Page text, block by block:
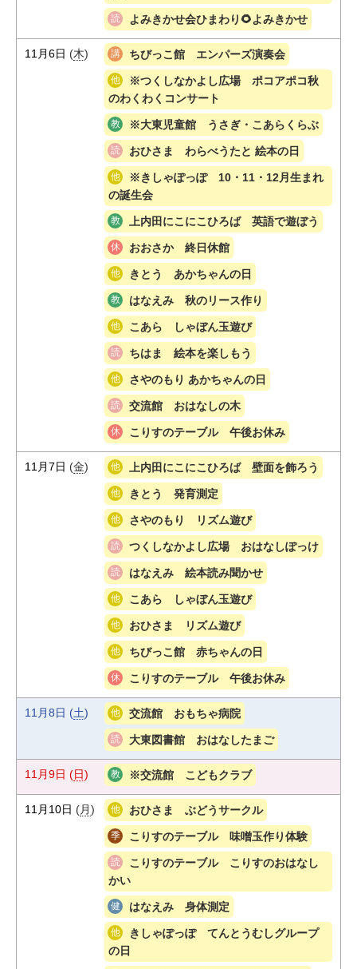
よみきかせ会ひまわり🌻よみきかせ
11月6日 (木) ちびっこ館 エンパーズ演奏会
※つくしなかよし広場 ポコアポコ秋
のわくわくコンサート
※大東児童館 うさぎ・こあらくらぶ
おひさま わらべうたと 絵本の日
※きしゃぽっぽ 10・11・12月生まれ
の誕生会
上内田にこにこひろば 英語で遊ぼう
おおさか 終日休館
きとう あかちゃんの日
はなえみ 秋のリース作り
こあら しゃぼん玉遊び
ちはま 絵本を楽しもう
さやのもり あかちゃんの日
交流館 おはなしの木
こりすのテーブル 午後お休み
11月7日 (金) 上内田にこにこひろば 壁面を飾ろう
きとう 発育測定
さやのもり リズム遊び
つくしなかよし広場 おはなしぽっけ
はなえみ 絵本読み聞かせ
こあら しゃぼん玉遊び
おひさま リズム遊び
ちびっこ館 赤ちゃんの日
こりすのテーブル 午後お休み
11月8日 (土) 交流館 おもちゃ病院
大東図書館 おはなしたまご
11月9日 (日) ※交流館 こどもクラブ
11月10日 (月) おひさま ぶどうサークル
こりすのテーブル 味噌玉作り体験
こりすのテーブル こりすのおはなし
かい
はなえみ 身体測定
きしゃぽっぽ てんとうむしグループ
の日